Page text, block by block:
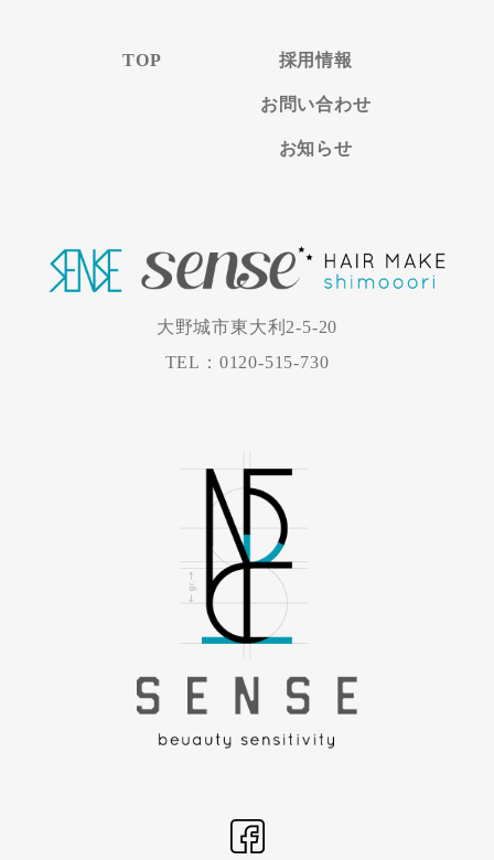
大野城市東大利2-5-20
TEL：0120-515-730
TOP 採用情報
お問い合わせ
お知らせ